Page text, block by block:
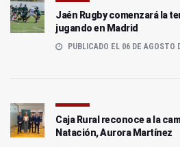
Jaén Rugby comenzará la
jugando en Madrid
PUBLICADO EL 06 DE AGOSTO
Caja Rural reconoce a la
Natación, Aurora Martínez